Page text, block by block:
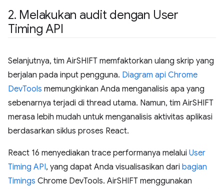
2. Melakukan audit dengan User
Timing API
Selanjutnya, tim AirSHIFT memfaktorkan ulang skrip yang
berjalan pada input pengguna. Diagram api Chrome
DevTools memungkinkan Anda menganalisis apa yang
sebenarnya terjadi di thread utama. Namun, tim AirSHIFT
merasa lebih mudah untuk menganalisis aktivitas aplikasi
berdasarkan siklus proses React.
React 16 menyediakan trace performanya melalui User
Timing API, yang dapat Anda visualisasikan dari bagian
Timings Chrome DevTools. AirSHIFT menggunakan